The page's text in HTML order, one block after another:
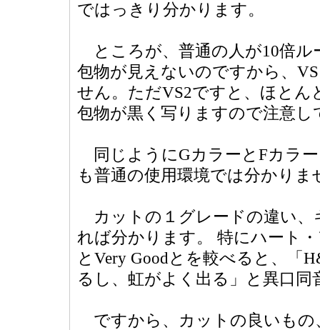
ではっきり分かります。
ところが、普通の人が10倍ル
包物が見えないのですから、
せん。ただVS2ですと、ほとん
包物が黒く写りますので注意し
同じようにGカラーとFカラ
も普通の使用環境では分かりま
カットの１グレードの違い、
れば分かります。 特にハート
とVery Goodとを較べると、「
るし、虹がよく出る」と異口
ですから、カットの良いもの